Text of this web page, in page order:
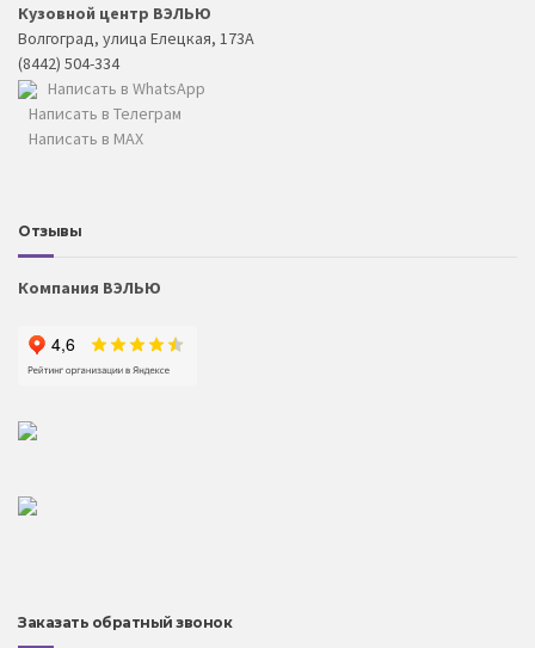
Кузовной центр ВЭЛЬЮ
Волгоград, улица Елецкая, 173А
(8442) 504-334
Написать в WhatsApp
Написать в Телеграм
Написать в MAX
Отзывы
Компания ВЭЛЬЮ
Заказать обратный звонок